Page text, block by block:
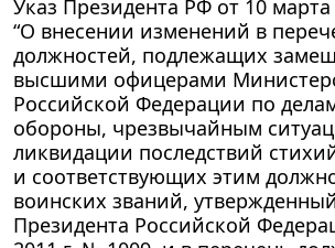
Указ Президента РФ от 10
“О внесении изменений в
должностей, подлежащих
высшими офицерами
Российской Федерации по
обороны, чрезвычайным
ликвидации последствий
и соответствующих этим
воинских званий,
Президента Российской